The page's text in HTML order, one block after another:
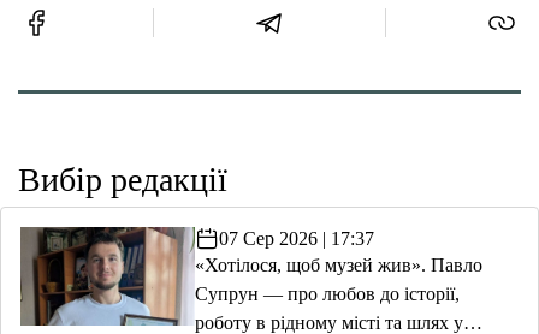
Вибір редакції
07 Сер 2026 | 17:37
«Хотілося, щоб музей жив». Павло
Супрун — про любов до історії,
роботу в рідному місті та шлях у